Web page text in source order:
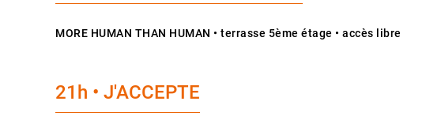
MORE HUMAN THAN HUMAN • terrasse 5ème étage • accès libre
21h • J'ACCEPTE